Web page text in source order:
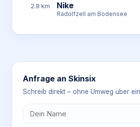
2.8 km Nike
Radolfzell am Bodensee
Anfrage an Skinsix
Schreib direkt – ohne Umweg über